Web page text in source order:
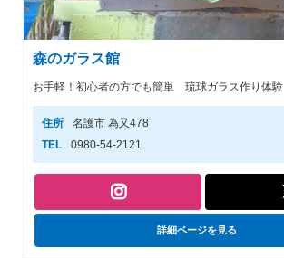
森のガラス館
お手軽！初心者の方でも簡単 琉球ガラス作り体験
住所
名護市 為又478
TEL
0980-54-2121
詳細ページを見る